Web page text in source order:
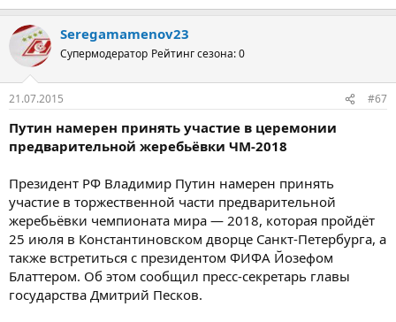
Seregamamenov23
Супермодератор Рейтинг сезона: 0
21.07.2015 #67
Путин намерен принять участие в церемонии
предварительной жеребьёвки ЧМ-2018
Президент РФ Владимир Путин намерен принять
участие в торжественной части предварительной
жеребьёвки чемпионата мира — 2018, которая пройдёт
25 июля в Константиновском дворце Санкт-Петербурга, а
также встретиться с президентом ФИФА Йозефом
Блаттером. Об этом сообщил пресс-секретарь главы
государства Дмитрий Песков.